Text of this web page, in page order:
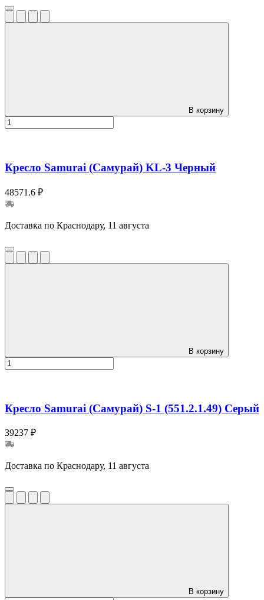
В корзину
Кресло Samurai (Самурай) KL-3 Черный
48571.6 ₽
Доставка по Краснодару, 11 августа
В корзину
Кресло Samurai (Самурай) S-1 (551.2.1.49) Серый
39237 ₽
Доставка по Краснодару, 11 августа
В корзину